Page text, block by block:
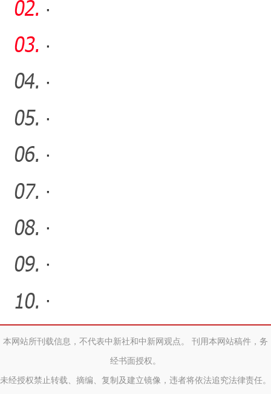
·
·
·
·
·
·
·
·
·
本网站所刊载信息，不代表中新社和中新网观点。 刊用本网站稿件，务
经书面授权。
未经授权禁止转载、摘编、复制及建立镜像，违者将依法追究法律责任。